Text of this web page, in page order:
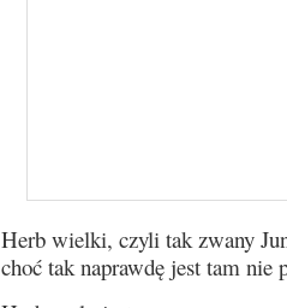
Herb wielki, czyli tak zwany
choć tak naprawdę jest tam nie